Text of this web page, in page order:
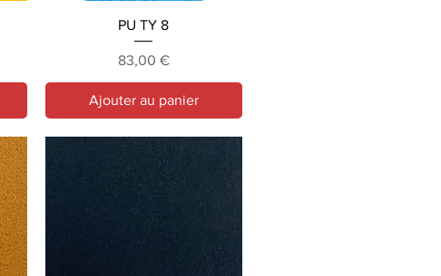
Aperçu rapide
PU TY 8
Prix
83,00 €
Ajouter au panier